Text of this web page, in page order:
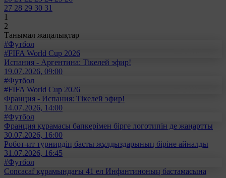
27 28 29 30 31
1
2
Танымал жаңалықтар
#Футбол
#FIFA World Cup 2026
Испания - Аргентина: Тікелей эфир!
19.07.2026, 09:00
#Футбол
#FIFA World Cup 2026
Франция - Испания: Тікелей эфир!
14.07.2026, 14:00
#Футбол
Франция құрамасы бапкерімен бірге логотипін де жаңартты
30.07.2026, 16:00
Робот-ит турнирдің басты жұлдыздарының біріне айналды
31.07.2026, 16:45
#Футбол
Concacaf құрамындағы 41 ел Инфантиноның бастамасына